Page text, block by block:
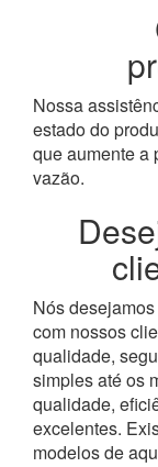
Nossa
estado do
que aumente a
vazão.
Nós
com nossos
qualidade,
simples até os
qualidade,
excelentes.
modelos de